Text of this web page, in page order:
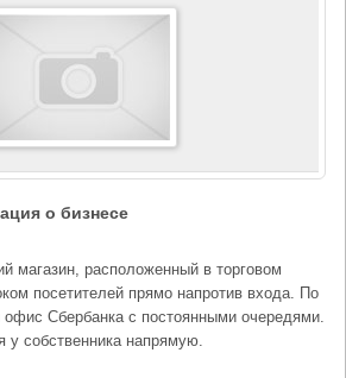
о бизнесе
магазин, расположенный в торговом
посетителей прямо напротив входа. По
офис Сбербанка с постоянными очередями.
у собственника напрямую.